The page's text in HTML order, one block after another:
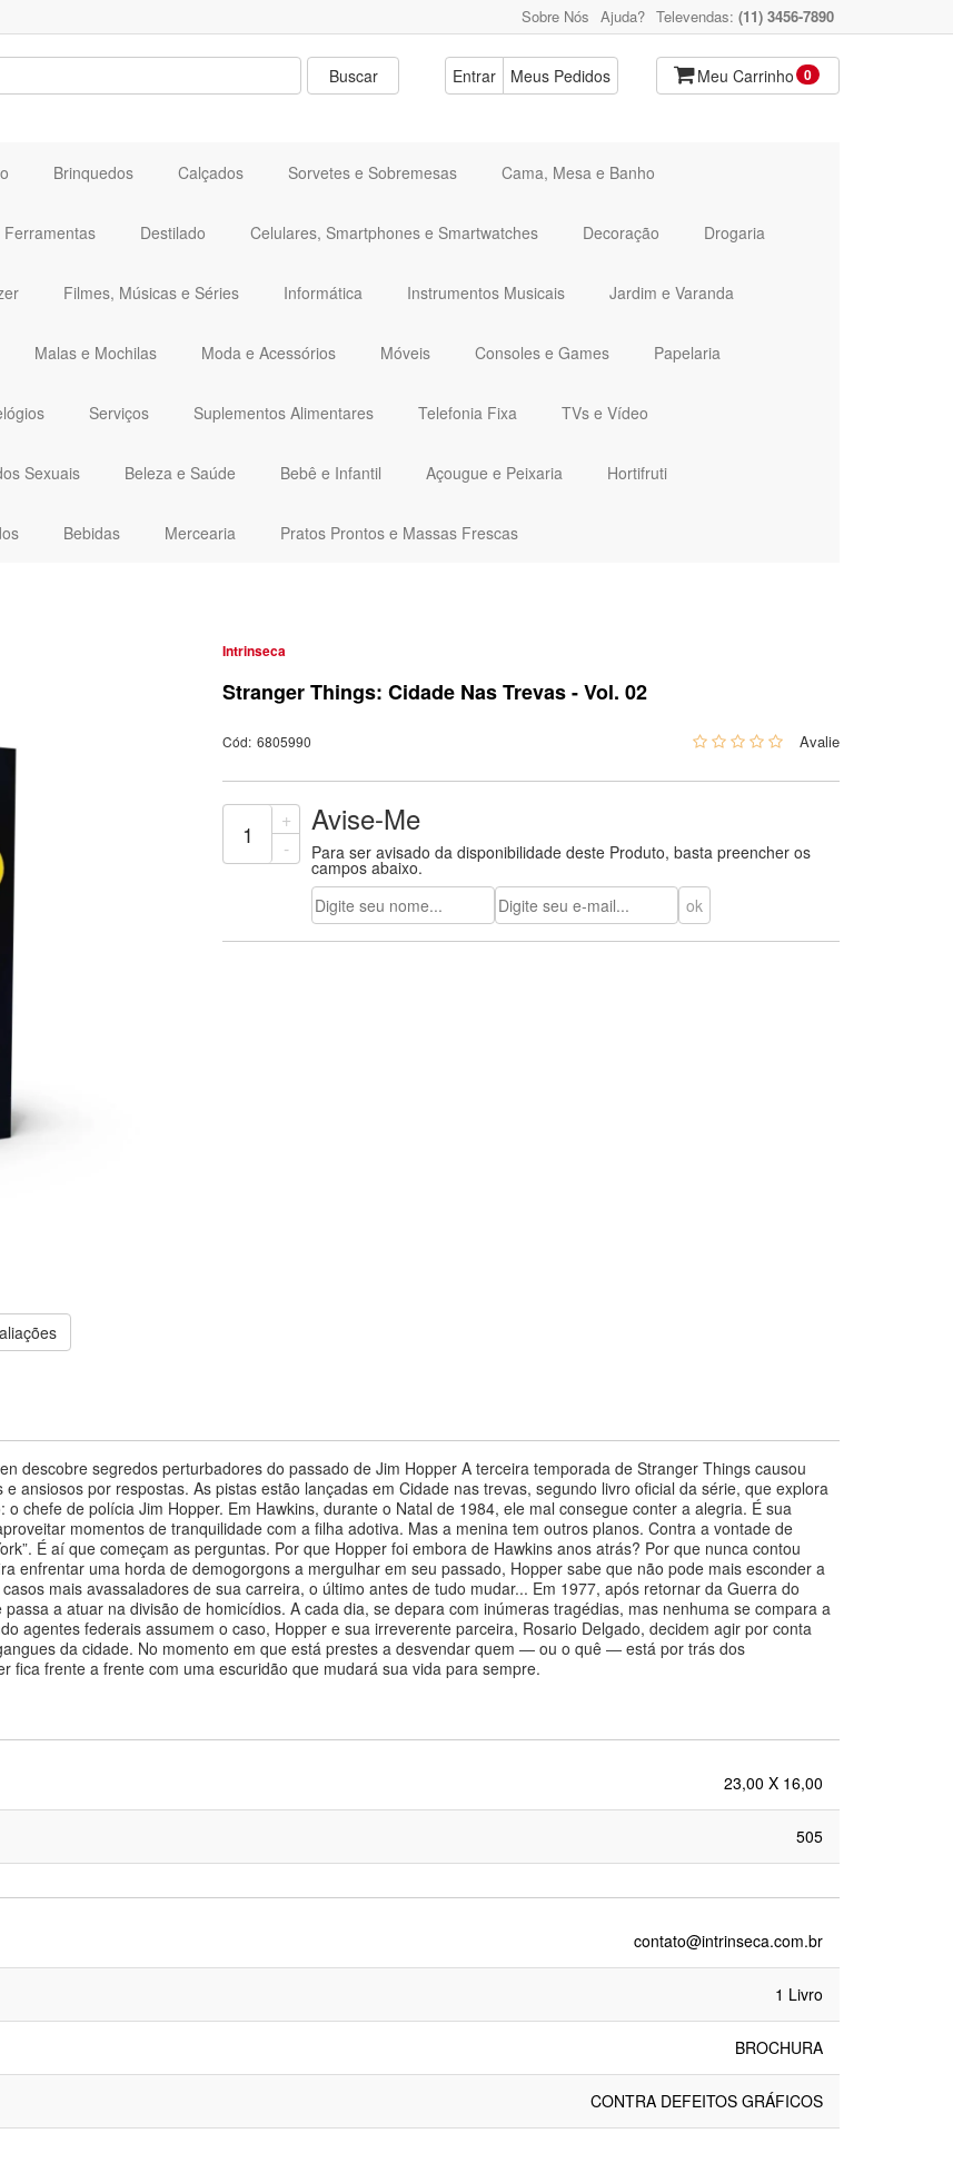
Sobre Nós Ajuda? Televendas: (11) 3456-7890
Entrar Meus Pedidos Meu Carrinho 0
Brinquedos Calçados Sorvetes e Sobremesas Cama, Mesa e Banho
Destilado Celulares, Smartphones e Smartwatches Decoração Drogaria
Filmes, Músicas e Séries Informática Instrumentos Musicais Jardim e Varanda
Malas e Mochilas Moda e Acessórios Móveis Consoles e Games Papelaria
Serviços Suplementos Alimentares Telefonia Fixa TVs e Vídeo
Sexuais Beleza e Saúde Bebê e Infantil Açougue e Peixaria Hortifruti
Bebidas Mercearia Pratos Prontos e Massas Frescas
Intrinseca
Stranger Things: Cidade Nas Trevas - Vol. 02
Cód: 6805990
+
-
Avise-Me
Para ser avisado da disponibilidade deste Produto, basta preencher os
campos abaixo.
descobre segredos perturbadores do passado de Jim Hopper A terceira temporada de Stranger Things causou
ansiosos por respostas. As pistas estão lançadas em Cidade nas trevas, segundo livro oficial da série, que explora
chefe de polícia Jim Hopper. Em Hawkins, durante o Natal de 1984, ele mal consegue conter a alegria. É sua
momentos de tranquilidade com a filha adotiva. Mas a menina tem outros planos. Contra a vontade de
É aí que começam as perguntas. Por que Hopper foi embora de Hawkins anos atrás? Por que nunca contou
enfrentar uma horda de demogorgons a mergulhar em seu passado, Hopper sabe que não pode mais esconder a
mais avassaladores de sua carreira, o último antes de tudo mudar... Em 1977, após retornar da Guerra do
a atuar na divisão de homicídios. A cada dia, se depara com inúmeras tragédias, mas nenhuma se compara a
agentes federais assumem o caso, Hopper e sua irreverente parceira, Rosario Delgado, decidem agir por conta
da cidade. No momento em que está prestes a desvendar quem ― ou o quê ― está por trás dos
fica frente a frente com uma escuridão que mudará sua vida para sempre.
23,00 X 16,00
505
contato@intrinseca.com.br
1 Livro
BROCHURA
CONTRA DEFEITOS GRÁFICOS